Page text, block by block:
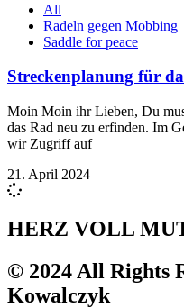
All
Radeln gegen Mobbing
Saddle for peace
Streckenplanung für
Moin Moin ihr Lieben, Du
das Rad neu zu erfinden. Im
wir Zugriff auf
21. April 2024
HERZ VOLL
© 2024 All Rights
Kowalczyk